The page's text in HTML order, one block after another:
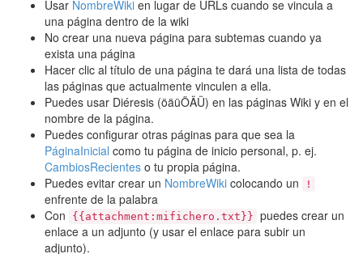
Usar NombreWiki en lugar de URLs cuando se vincula a
una página dentro de la wiki
No crear una nueva página para subtemas cuando ya
exista una página
Hacer clic al título de una página te dará una lista de todas
las páginas que actualmente vinculen a ella.
Puedes usar Diéresis (öäüÖÄÜ) en las páginas Wiki y en el
nombre de la página.
Puedes configurar otras páginas para que sea la
PáginaInicial como tu página de inicio personal, p. ej.
CambiosRecientes o tu propia página.
Puedes evitar crear un NombreWiki colocando un !
enfrente de la palabra
Con
{{attachment:mifichero.txt}} puedes crear un
enlace a un adjunto (y usar el enlace para subir un
adjunto).